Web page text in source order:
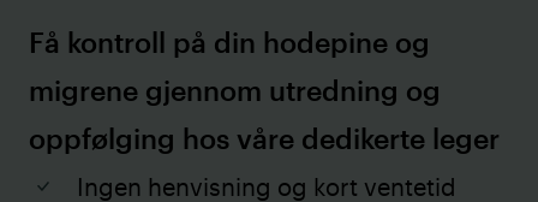
Få kontroll på din hodepine og
migrene gjennom utredning og
oppfølging hos våre dedikerte leger
Ingen henvisning og kort ventetid